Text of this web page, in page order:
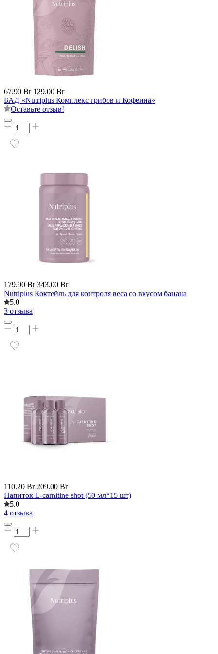
67.90 Br 129.00 Br
БАД «Nutriplus Комплекс грибов и Кофеина»
Оставьте отзыв!
179.90 Br 343.00 Br
Nutriplus Коктейль для контроля веса со вкусом банана
5.0
3 отзыва
110.20 Br 209.00 Br
Напиток L-carnitine shot (50 мл*15 шт)
5.0
4 отзыва